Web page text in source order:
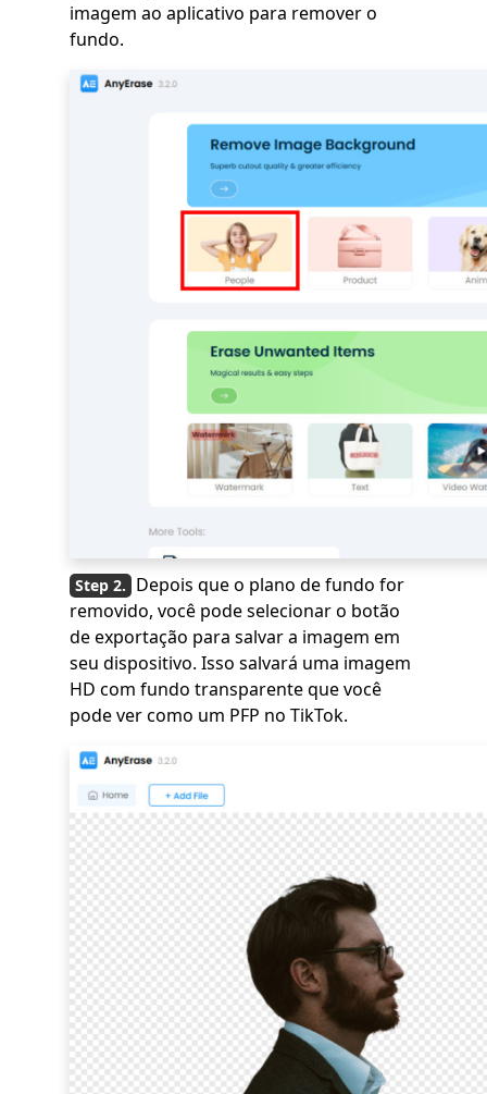
imagem ao aplicativo para remover o
fundo.
Depois que o plano de fundo for
removido, você pode selecionar o botão
de exportação para salvar a imagem em
seu dispositivo. Isso salvará uma imagem
HD com fundo transparente que você
pode ver como um PFP no TikTok.